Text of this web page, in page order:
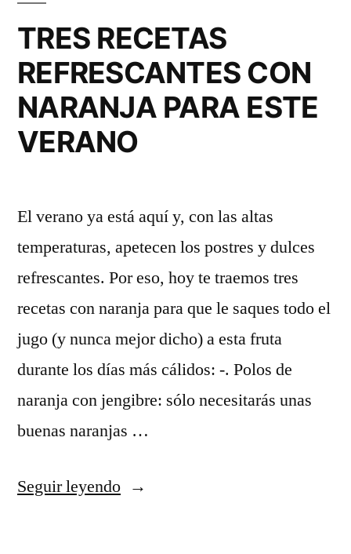
TRES RECETAS
REFRESCANTES CON
NARANJA PARA ESTE
VERANO
El verano ya está aquí y, con las altas
temperaturas, apetecen los postres y dulces
refrescantes. Por eso, hoy te traemos tres
recetas con naranja para que le saques todo el
jugo (y nunca mejor dicho) a esta fruta
durante los días más cálidos: -. Polos de
naranja con jengibre: sólo necesitarás unas
buenas naranjas …
Seguir leyendo«TRES